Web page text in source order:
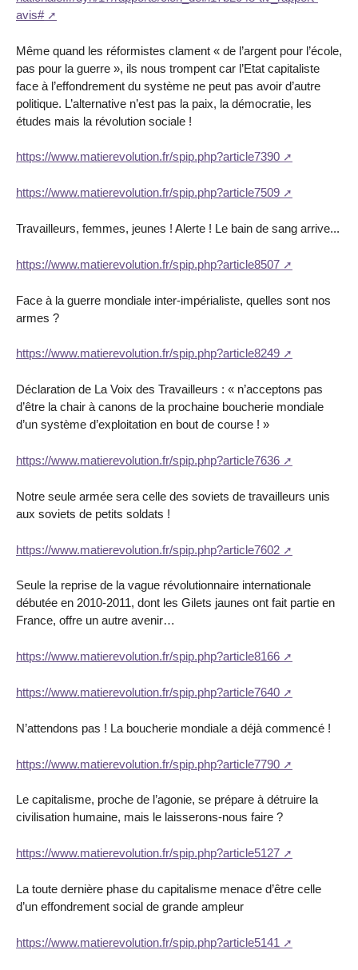
avis#
Même quand les réformistes clament « de l’argent pour l’école,
pas pour la guerre », ils nous trompent car l’Etat capitaliste
face à l’effondrement du système ne peut pas avoir d’autre
politique. L’alternative n’est pas la paix, la démocratie, les
études mais la révolution sociale !
https://www.matierevolution.fr/spip.php?article7390
https://www.matierevolution.fr/spip.php?article7509
Travailleurs, femmes, jeunes ! Alerte ! Le bain de sang arrive...
https://www.matierevolution.fr/spip.php?article8507
Face à la guerre mondiale inter-impérialiste, quelles sont nos
armes ?
https://www.matierevolution.fr/spip.php?article8249
Déclaration de La Voix des Travailleurs : « n’acceptons pas
d’être la chair à canons de la prochaine boucherie mondiale
d’un système d’exploitation en bout de course ! »
https://www.matierevolution.fr/spip.php?article7636
Notre seule armée sera celle des soviets de travailleurs unis
aux soviets de petits soldats !
https://www.matierevolution.fr/spip.php?article7602
Seule la reprise de la vague révolutionnaire internationale
débutée en 2010-2011, dont les Gilets jaunes ont fait partie en
France, offre un autre avenir…
https://www.matierevolution.fr/spip.php?article8166
https://www.matierevolution.fr/spip.php?article7640
N’attendons pas ! La boucherie mondiale a déjà commencé !
https://www.matierevolution.fr/spip.php?article7790
Le capitalisme, proche de l’agonie, se prépare à détruire la
civilisation humaine, mais le laisserons-nous faire ?
https://www.matierevolution.fr/spip.php?article5127
La toute dernière phase du capitalisme menace d’être celle
d’un effondrement social de grande ampleur
https://www.matierevolution.fr/spip.php?article5141